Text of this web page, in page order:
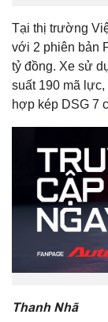
Tại thị trường
với 2 phiên bản
tỷ đồng. Xe sử
suất 190 mã lực,
hợp kép DSG 7
Thanh Nhã